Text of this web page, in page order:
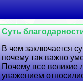
Суть
В чем заключается
почему так важно
Почему все великие
уважением